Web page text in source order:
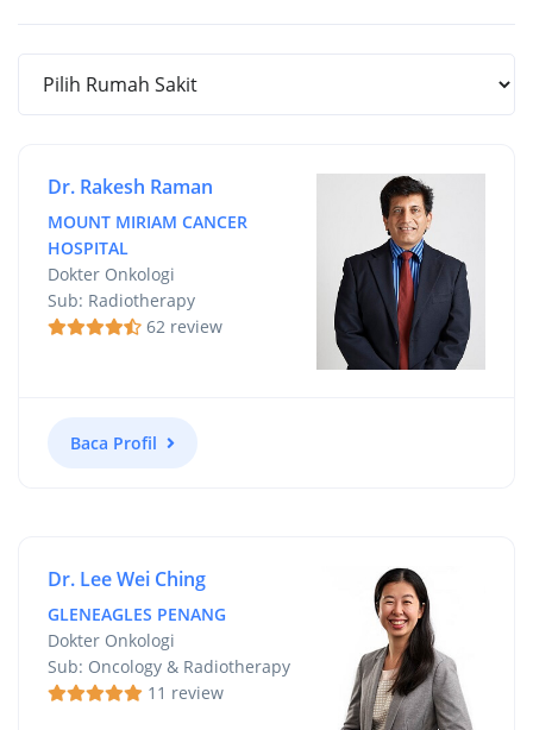
Dr. Rakesh Raman
MOUNT MIRIAM CANCER
HOSPITAL
Dokter Onkologi
Sub: Radiotherapy
62 review
Baca Profil
Dr. Lee Wei Ching
GLENEAGLES PENANG
Dokter Onkologi
Sub: Oncology & Radiotherapy
11 review